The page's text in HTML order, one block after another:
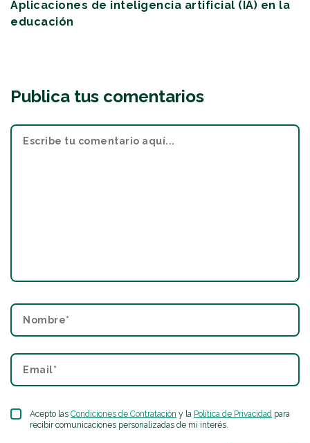
Aplicaciones de inteligencia artificial (IA) en la
educación
Publica tus comentarios
Acepto las Condiciones de Contratación y la Política de Privacidad para
recibir comunicaciones personalizadas de mi interés.